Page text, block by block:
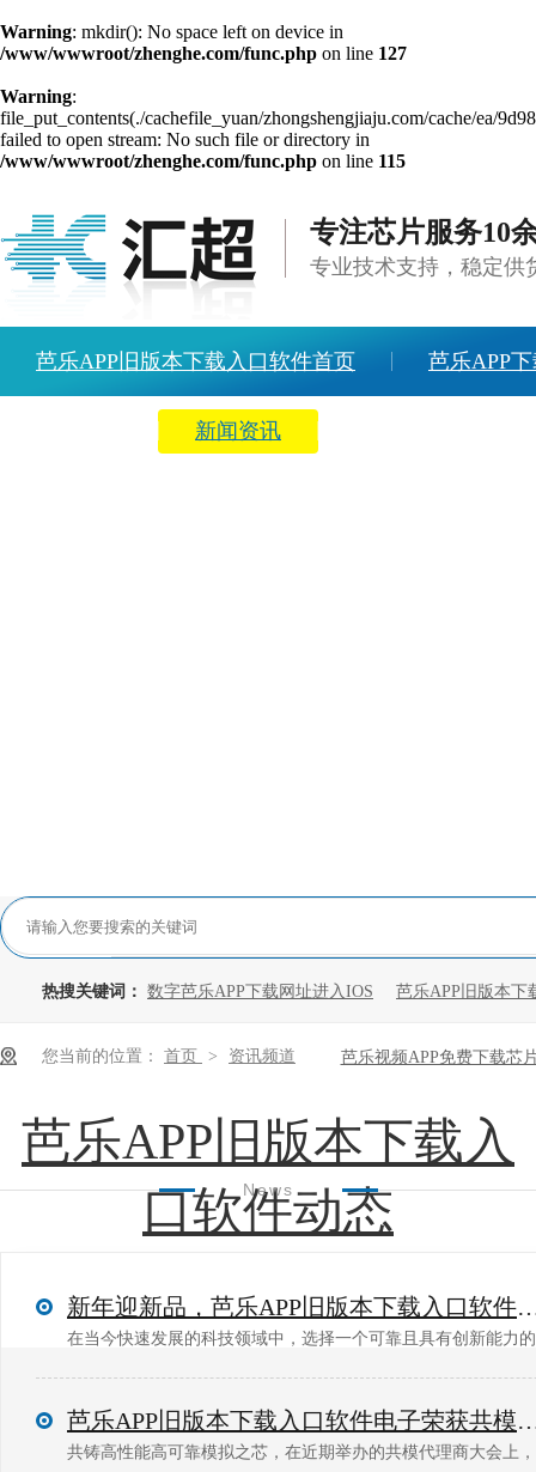
Warning: mkdir(): No space left on device in
/www/wwwroot/zhenghe.com/func.php on line 127
Warning:
file_put_contents(./cachefile_yuan/zhongshengjiaju.com/cache/ea/
failed to open stream: No such file or directory in
/www/wwwroot/zhenghe.com/func.php on line 115
专注芯片服务10
专业技术支持，稳定供
芭乐APP旧版本下载入口软件首页 芭乐APP
新闻资讯
热搜关键词： 数字芭乐APP下载网址进入IOS 芭乐APP旧版本下
芭乐视频APP免费下载芯
您当前的位置： 首页 > 资讯频道
芭乐APP旧版本下载入
口软件动态
News
新年迎新品，芭乐APP旧版本下载入口软件与源
在当今快速发展的科技领域中，选择一个可靠且具有创新能力
芭乐APP旧版本下载入口软件电